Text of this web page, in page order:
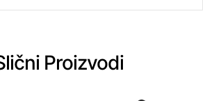
Proizvodi